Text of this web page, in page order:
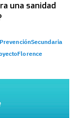
una sanidad